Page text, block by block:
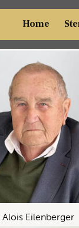
Home
2024
Alois Eilenberger